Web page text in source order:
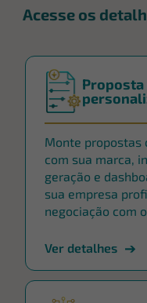
Acesse os
Monte propostas
com sua marca,
geração e
sua empresa
negociação com
Ver detalhes